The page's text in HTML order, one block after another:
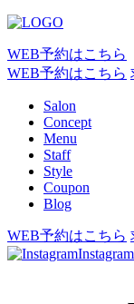
WEB予約はこちら
WEB予約はこちら
Salon
Concept
Menu
Staff
Style
Coupon
Blog
WEB予約はこちら
Instagram